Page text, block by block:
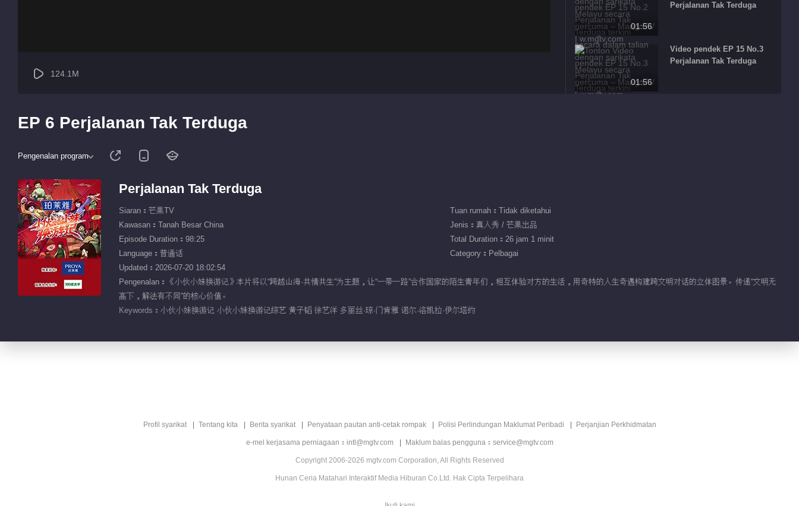
01:56
Perjalanan Tak Terduga
01:56
Video pendek EP 15 No.3
Perjalanan Tak Terduga
124.1M
EP 6 Perjalanan Tak Terduga
Pengenalan program
Perjalanan Tak Terduga
Siaran：芒果TV
Tuan rumah：Tidak diketahui
Kawasan：Tanah Besar China
Jenis：真人秀 / 芒果出品
Episode Duration：98:25
Total Duration：26 jam 1 minit
Language：普通话
Category：Pelbagai
Updated：2026-07-20 18:02:54
Pengenalan：《小伙小妹换游记》本片将以“跨越山海·共情共生”为主题，让“一带一路”合作国家的陌生青年们，相互体验对方的生活，用奇特的人生奇遇构建跨文明对话的立体图景。传递“文明无
高下，解法有不同”的核心价值。
Keywords： 小伙小妹换游记 小伙小妹换游记综艺 黄子韬 徐艺洋 多丽丝·琼·门肯雅 诺尔·洛凯拉·伊尔塔约
Profil syarikat Tentang kita Berita syarikat Penyataan pautan anti-cetak rompak Polisi Perlindungan Maklumat Peribadi Perjanjian Perkhidmatan
e-mel kerjasama perniagaan：intl@mgtv.com Maklum balas pengguna：service@mgtv.com
Copyright 2006-2026 mgtv.com Corporation, All Rights Reserved
Hunan Ceria Matahari Interaktif Media Hiburan Co.Ltd. Hak Cipta Terpelihara